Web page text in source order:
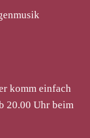
komm einfach
20.00 Uhr beim